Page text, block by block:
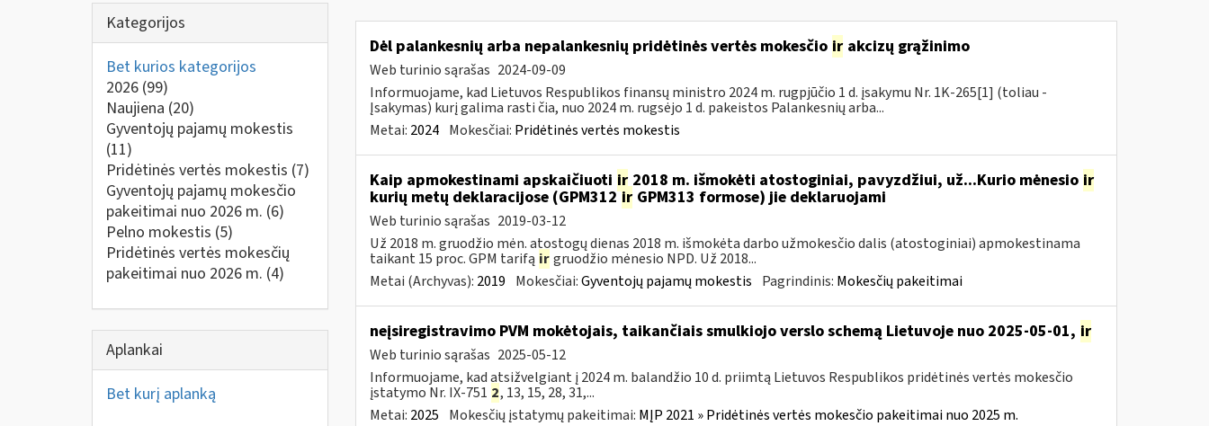
Kategorijos
Bet kurios kategorijos
2026 (99)
Naujiena (20)
Gyventojų pajamų mokestis
(11)
Pridėtinės vertės mokestis (7)
Gyventojų pajamų mokesčio
pakeitimai nuo 2026 m. (6)
Pelno mokestis (5)
Pridėtinės vertės mokesčių
pakeitimai nuo 2026 m. (4)
Aplankai
Bet kurį aplanką
Dėl palankesnių arba nepalankesnių pridėtinės vertės mokesčio irakcizų grąžinimo
Web turinio sąrašas 2024-09-09
Informuojame, kad Lietuvos Respublikos finansų ministro 2024 m. rugpjūčio 1 d. įsakymu Nr. 1K-265[1] (toliau -
Įsakymas) kurį galima rasti čia, nuo 2024 m. rugsėjo 1 d. pakeistos Palankesnių arba...
Metai: 2024 Mokesčiai: Pridėtinės vertės mokestis
Kaip apmokestinami apskaičiuoti ir2018 m. išmokėti atostoginiai, pavyzdžiui, už...Kurio mėnesio ir
kurių metų deklaracijose (GPM312irGPM313 formose) jie deklaruojami
Web turinio sąrašas 2019-03-12
Už 2018 m. gruodžio mėn. atostogų dienas 2018 m. išmokėta darbo užmokesčio dalis (atostoginiai) apmokestinama
taikant 15 proc. GPM tarifą ir gruodžio mėnesio NPD. Už 2018...
Metai (Archyvas): 2019 Mokesčiai:Gyventojų pajamų mokestis Pagrindinis: Mokesčių pakeitimai
neįsiregistravimo PVM mokėtojais, taikančiais smulkiojo verslo schemą Lietuvoje nuo 2025-05-01, ir
Web turinio sąrašas 2025-05-12
Informuojame, kad atsižvelgiant į 2024 m. balandžio 10 d. priimtą Lietuvos Respublikos pridėtinės vertės mokesčio
įstatymo Nr. IX-751 2, 13, 15, 28, 31,...
Metai: 2025 Mokesčių įstatymų pakeitimai: MĮP 2021 » Pridėtinės vertės mokesčio pakeitimai nuo 2025 m.